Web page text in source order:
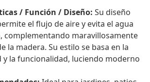
/ Función / Diseño: Su diseño
el flujo de aire y evita el agua
complementando maravillosamente
la madera. Su estilo se basa en la
y la funcionalidad, luciendo moderno